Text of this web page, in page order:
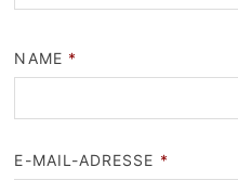
NAME *
E-MAIL-ADRESSE *